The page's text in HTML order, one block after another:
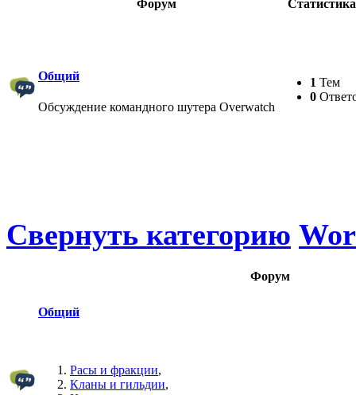
Форум Статистика
Общий
Обсуждение командного шутера Overwatch
1 Тем
0
Свернуть категорию
Форум
Общий
Расы и фракции,
Кланы и гильдии,